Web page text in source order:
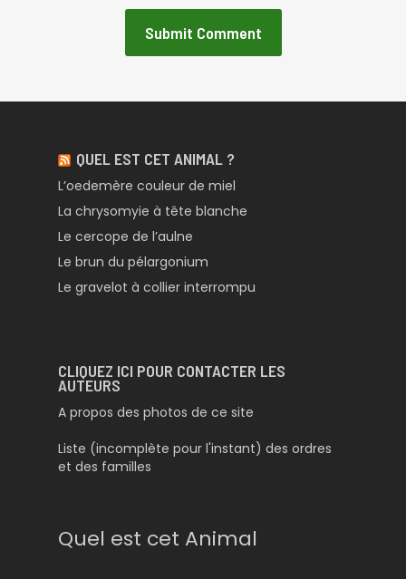
QUEL EST CET ANIMAL ?
L’oedemère couleur de miel
La chrysomyie à tête blanche
Le cercope de l’aulne
Le brun du pélargonium
Le gravelot à collier interrompu
CLIQUEZ ICI POUR CONTACTER LES
AUTEURS
A propos des photos de ce site
Liste (incomplète pour l'instant) des ordres
et des familles
Quel est cet Animal